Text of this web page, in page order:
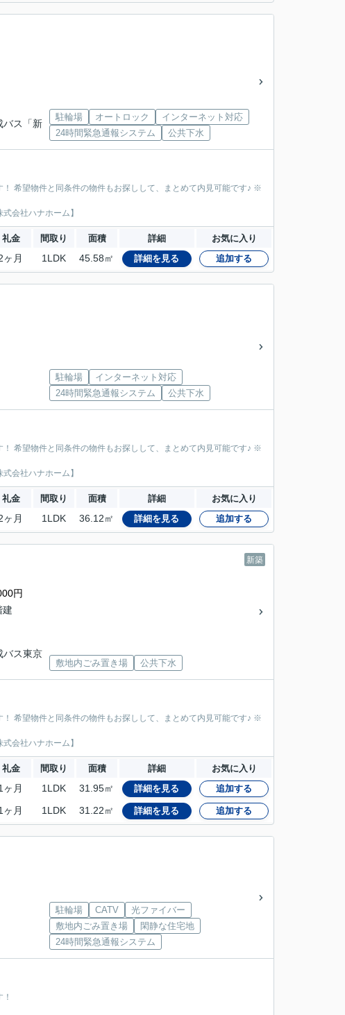
バス「新
駐輪場 オートロック
インターネット対応
24時間緊急通報システム
公共下水
希望物件と同条件の物件もお探しして、まとめて内見可能です♪ ※
会社ハナホーム】
礼金 間取り 面積 詳細 お気に入り
ヶ月 1LDK 45.58㎡ 詳細を見る 追加する
駐輪場
インターネット対応
24時間緊急通報システム
公共下水
希望物件と同条件の物件もお探しして、まとめて内見可能です♪ ※
会社ハナホーム】
礼金 間取り 面積 詳細 お気に入り
ヶ月 1LDK 36.12㎡ 詳細を見る 追加する
新築
円
建
バス東京
敷地内ごみ置き場 公共下水
希望物件と同条件の物件もお探しして、まとめて内見可能です♪ ※
会社ハナホーム】
礼金 間取り 面積 詳細 お気に入り
ヶ月 1LDK 31.95㎡ 詳細を見る 追加する
ヶ月 1LDK 31.22㎡ 詳細を見る 追加する
駐輪場 CATV
光ファイバー
敷地内ごみ置き場
閑静な住宅地
24時間緊急通報システム